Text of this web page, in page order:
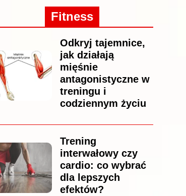
Fitness
Odkryj tajemnice,
jak działają
mięśnie
antagonistyczne w
treningu i
codziennym życiu
Trening
interwałowy czy
cardio: co wybrać
dla lepszych
efektów?